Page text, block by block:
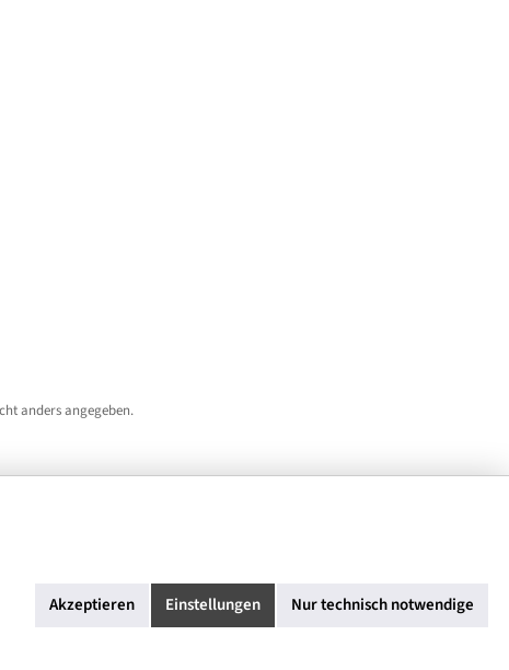
anders angegeben.
Akzeptieren Einstellungen Nur technisch notwendige